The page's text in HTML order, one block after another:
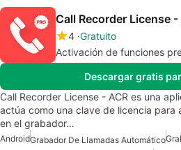
Call Recorder License -
4 Gratuito
Activación de funciones
Descargar gratis
Call Recorder License - ACR es una
actúa como una clave de licencia para
en el grabador…
AndroidGrabador De Llamadas Automático